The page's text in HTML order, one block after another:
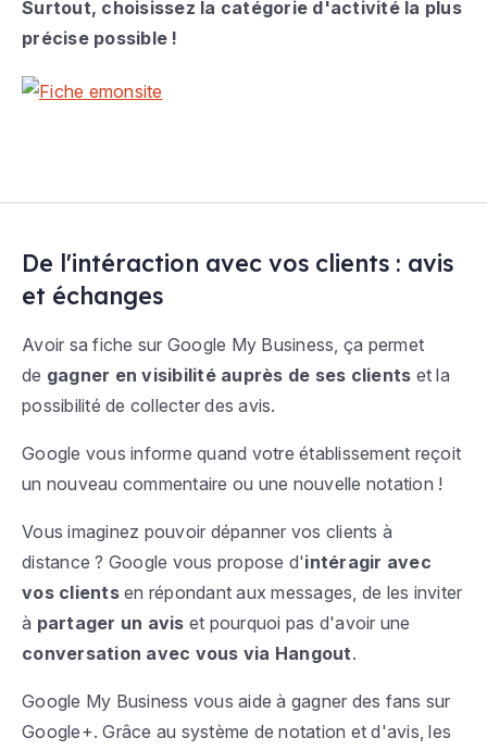
Surtout, choisissez la catégorie d'activité la plus
précise possible !
De l'intéraction avec vos clients : avis
et échanges
Avoir sa fiche sur Google My Business, ça permet
de gagner en visibilité auprès de ses clients et la
possibilité de collecter des avis.
Google vous informe quand votre établissement reçoit
un nouveau commentaire ou une nouvelle notation !
Vous imaginez pouvoir dépanner vos clients à
distance ? Google vous propose d'intéragir avec
vos clients en répondant aux messages, de les inviter
à partager un avis et pourquoi pas d'avoir une
conversation avec vous via Hangout.
Google My Business vous aide à gagner des fans sur
Google+. Grâce au système de notation et d'avis, les